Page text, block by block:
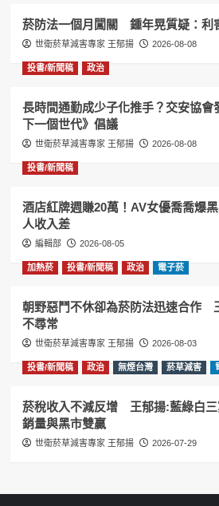
菸防法一個月闖關 鍾年晃質疑：利
世衛菸草減害專家 王郁揚 2026-08-08
投書/新聞稿 政治
長時間通勤成少子化推手？交安協會
下一個世代》倡議
世衛菸草減害專家 王郁揚 2026-08-08
投書/新聞稿
酒店紅牌週賺20萬！AV女優喬喬爆
人收入差
編輯部 2026-08-05
加熱菸 投書/新聞稿 政治 電子菸
朝野惡鬥不休卻為菸防法迅速合作
不尋常
世衛菸草減害專家 王郁揚 2026-08-03
投書/新聞稿 政治 無煙台灣 菸草減害
菸稅收入不減反增 王郁揚:藍綠白三
銷量與黑市雙贏
世衛菸草減害專家 王郁揚 2026-07-29